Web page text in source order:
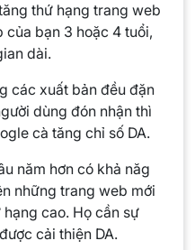
thứ hạng trang web
của bạn 3 hoặc 4 tuổi,
dài.
các xuất bản đều đặn
dùng đón nhận thì
cà tăng chỉ số DA.
năm hơn có khả năg
những trang web mới
cao. Họ cần sự
cải thiện DA.